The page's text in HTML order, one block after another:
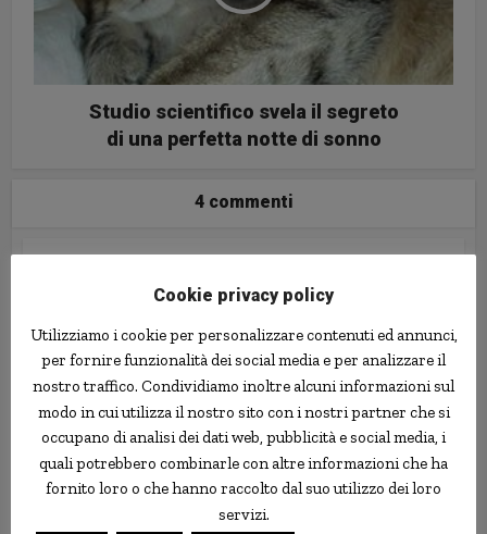
Studio scientifico svela il segreto
di una perfetta notte di sonno
4 commenti
18 Aprile 2012 alle 19:23
Ciao Ragazzi,
vi propongo questa pagina che ho creato per spargere la voce
La promozione permette di far avere a tutti i nuovi clienti
Webank 100 euro in buoni “Promoshopping”!
In fase di iscrizione basta inserire i due codici riportati
come nella foto nella pagina facebook.. ed il gioco è fatto!
Cookie privacy policy
Utilizziamo i cookie per personalizzare contenuti ed annunci,
per fornire funzionalità dei social media e per analizzare il
nostro traffico. Condividiamo inoltre alcuni informazioni sul
modo in cui utilizza il nostro sito con i nostri partner che si
occupano di analisi dei dati web, pubblicità e social media, i
quali potrebbero combinarle con altre informazioni che ha
fornito loro o che hanno raccolto dal suo utilizzo dei loro
servizi.